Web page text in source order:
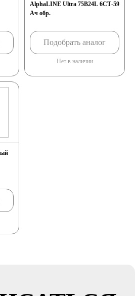
AlphaLINE Ultra 75B24L 6СТ-59
Ач обр.
Подобрать аналог
Нет в наличии